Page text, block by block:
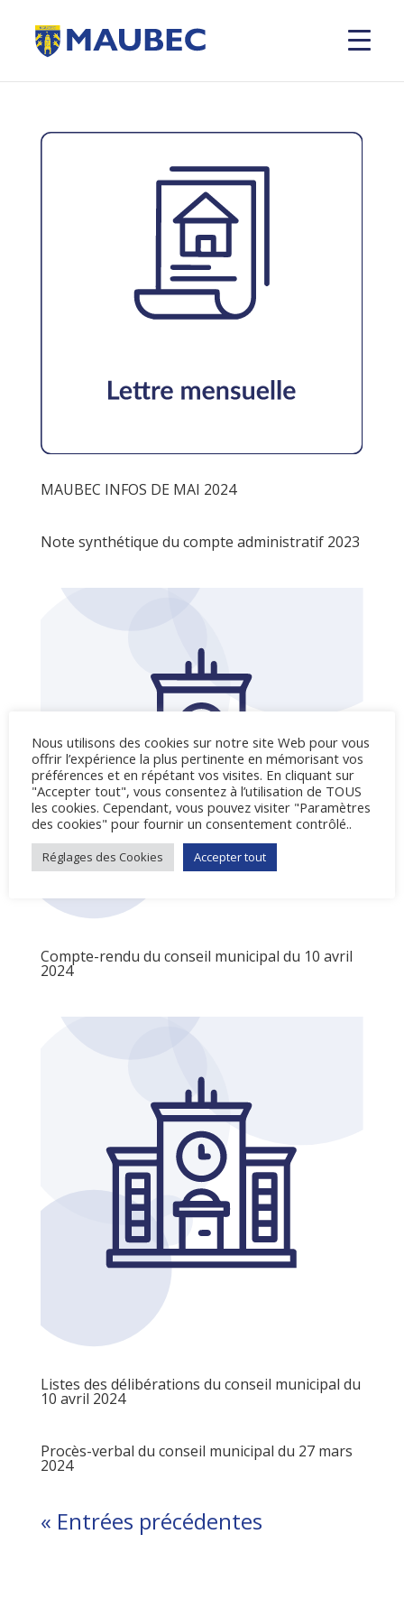
MAUBEC INFOS DE MAI 2024
Note synthétique du compte administratif 2023
Compte-rendu du conseil municipal du 10 avril
2024
Listes des délibérations du conseil municipal du
10 avril 2024
Procès-verbal du conseil municipal du 27 mars
2024
« Entrées précédentes
Nous utilisons des cookies sur notre site Web pour vous
offrir l’expérience la plus pertinente en mémorisant vos
préférences et en répétant vos visites. En cliquant sur
"Accepter tout", vous consentez à l’utilisation de TOUS
les cookies. Cependant, vous pouvez visiter "Paramètres
des cookies" pour fournir un consentement contrôlé..
Réglages des Cookies Accepter tout